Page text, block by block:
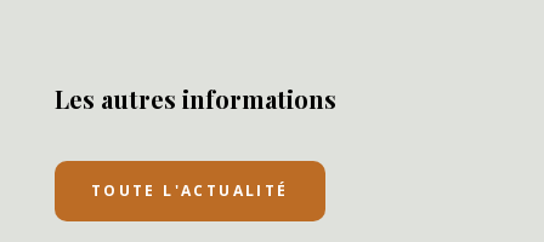
Les autres informations
TOUTE L'ACTUALITÉ